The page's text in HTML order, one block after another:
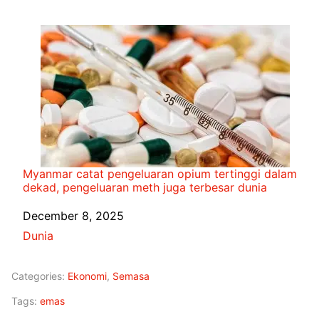
Myanmar catat pengeluaran opium tertinggi dalam
dekad, pengeluaran meth juga terbesar dunia
Date
December 8, 2025
In relation to
Dunia
Categories: Ekonomi, Semasa
Tags: emas